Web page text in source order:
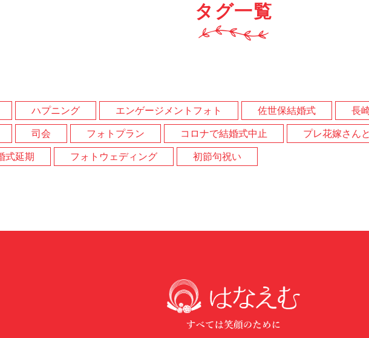
タグ一覧
ハプニング エンゲージメントフォト 佐世保結婚式
長
司会 フォトプラン コロナで結婚式中止
プレ花嫁さん
式延期
フォトウェディング 初節句祝い